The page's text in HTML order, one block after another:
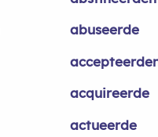
abuseerde
acquireerde
actueerde